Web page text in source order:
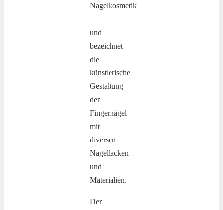
Nagelkosmetik
–
und
bezeichnet
die
künstlerische
Gestaltung
der
Fingernägel
mit
diversen
Nagellacken
und
Materialien.
Der